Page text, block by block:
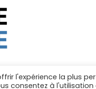
croissante, le
d’éclairer les
de la commission
excessive aux
conséquences à long terme. Cette
contacter :
l'expérience la plus
consentez à l'utilisation